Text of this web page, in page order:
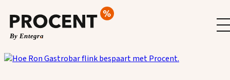
naar
de
inhoud